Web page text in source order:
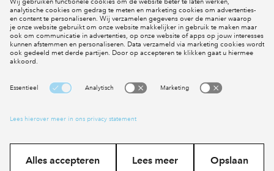
Social Media
Cookies
Privacy statement